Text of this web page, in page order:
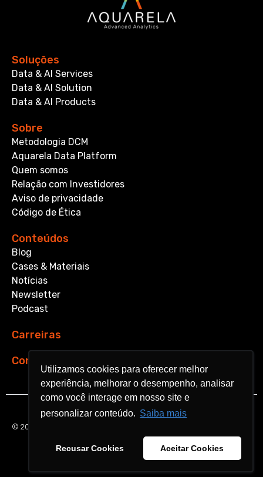
Utilizamos cookies para oferecer melhor
experiência, melhorar o desempenho, analisar
como você interage em nosso site e
personalizar conteúdo. Saiba mais
Recusar Cookies Aceitar Cookies
Utilizamos cookies para oferecer melhor
experiência, melhorar o desempenho, analisar
como você interage em nosso site e
personalizar conteúdo. Saiba mais
Recusar Cookies Aceitar Cookies
Soluções
Data & AI Services
Data & AI Solution
Data & AI Products
Sobre
Metodologia DCM
Aquarela Data Platform
Quem somos
Relação com Investidores
Aviso de privacidade
Código de Ética
Conteúdos
Blog
Cases & Materiais
Notícias
Newsletter
Podcast
Carreiras
Contato
© 2026 Aquarela Analytics. All rights reserved.